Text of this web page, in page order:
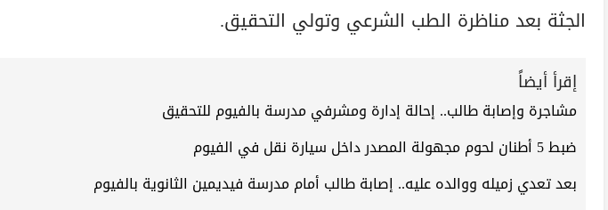
الجثة بعد مناظرة الطب الشرعي وتولي التحقيق.
إقرأ أيضاً
مشاجرة وإصابة طالب.. إحالة إدارة ومشرفي مدرسة بالفيوم للتحقيق
ضبط 5 أطنان لحوم مجهولة المصدر داخل سيارة نقل في الفيوم
بعد تعدي زميله ووالده عليه.. إصابة طالب أمام مدرسة فيديمين الثانوية بالفيوم